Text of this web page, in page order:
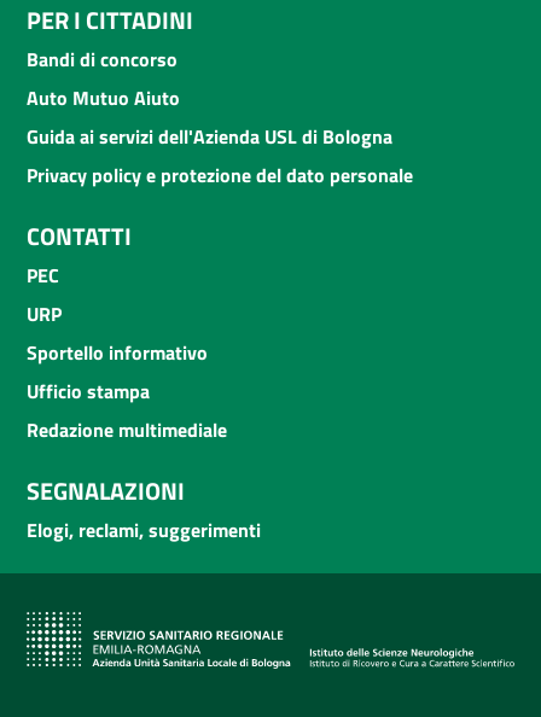
PER I CITTADINI
Bandi di concorso
Auto Mutuo Aiuto
Guida ai servizi dell'Azienda USL di Bologna
Privacy policy e protezione del dato personale
CONTATTI
PEC
URP
Sportello informativo
Ufficio stampa
Redazione multimediale
SEGNALAZIONI
Elogi, reclami, suggerimenti